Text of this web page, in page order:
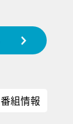
番組情報